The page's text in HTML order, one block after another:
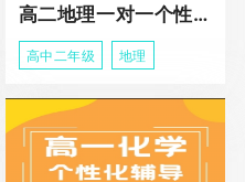
高二地理一对一个性化冲刺辅导课程
高中二年级 地理